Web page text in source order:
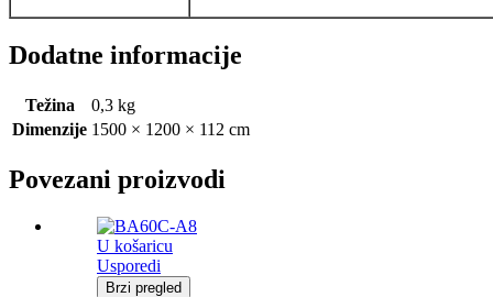
Dodatne informacije
Težina
0,3 kg
Dimenzije 1500 × 1200 × 112 cm
Povezani proizvodi
U košaricu
Usporedi
Brzi pregled